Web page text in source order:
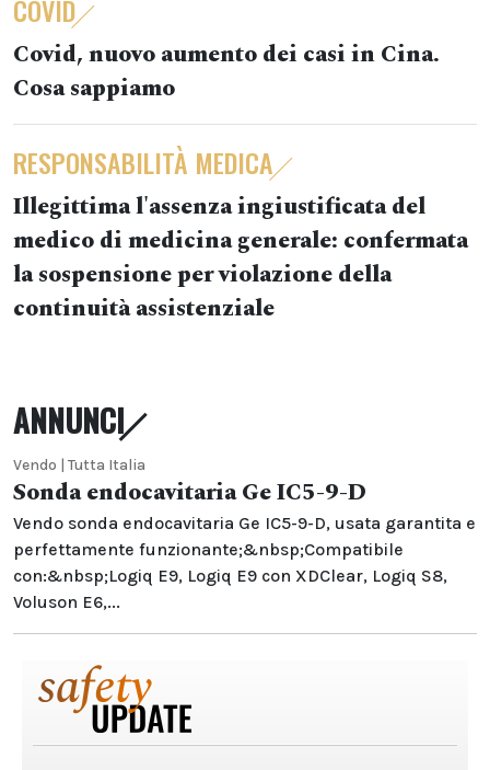
COVID
Covid, nuovo aumento dei casi in Cina.
Cosa sappiamo
RESPONSABILITÀ MEDICA
Illegittima l'assenza ingiustificata del
medico di medicina generale: confermata
la sospensione per violazione della
continuità assistenziale
ANNUNCI
Vendo | Tutta Italia
Sonda endocavitaria Ge IC5-9-D
Vendo sonda endocavitaria Ge IC5-9-D, usata garantita e
perfettamente funzionante;&nbsp;Compatibile
con:&nbsp;Logiq E9, Logiq E9 con XDClear, Logiq S8,
Voluson E6,...